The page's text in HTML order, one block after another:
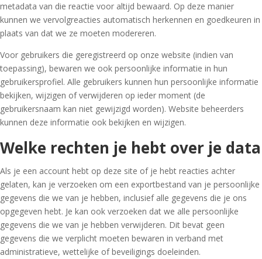
metadata van die reactie voor altijd bewaard. Op deze manier
kunnen we vervolgreacties automatisch herkennen en goedkeuren in
plaats van dat we ze moeten modereren.
Voor gebruikers die geregistreerd op onze website (indien van
toepassing), bewaren we ook persoonlijke informatie in hun
gebruikersprofiel. Alle gebruikers kunnen hun persoonlijke informatie
bekijken, wijzigen of verwijderen op ieder moment (de
gebruikersnaam kan niet gewijzigd worden). Website beheerders
kunnen deze informatie ook bekijken en wijzigen.
Welke rechten je hebt over je data
Als je een account hebt op deze site of je hebt reacties achter
gelaten, kan je verzoeken om een exportbestand van je persoonlijke
gegevens die we van je hebben, inclusief alle gegevens die je ons
opgegeven hebt. Je kan ook verzoeken dat we alle persoonlijke
gegevens die we van je hebben verwijderen. Dit bevat geen
gegevens die we verplicht moeten bewaren in verband met
administratieve, wettelijke of beveiligings doeleinden.